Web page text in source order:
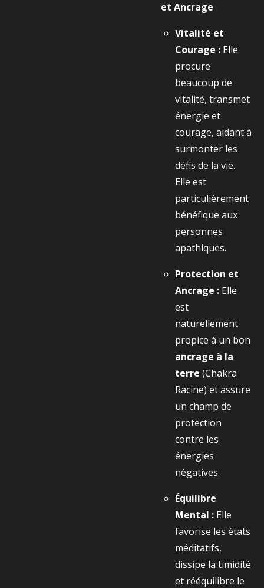
et Ancrage
Vitalité et
Courage : Elle
procure
beaucoup de
vitalité, transmet
énergie et
courage, aidant à
surmonter les
défis de la vie.
Elle est
particulièrement
bénéfique aux
personnes
apathiques.
Protection et
Ancrage : Elle
est
naturellement
propice à un bon
ancrage à la
terre (Chakra
Racine) et assure
un champ de
protection
contre les
énergies
négatives.
Équilibre
Mental : Elle
favorise les états
méditatifs,
dissipe la timidité
et rééquilibre le